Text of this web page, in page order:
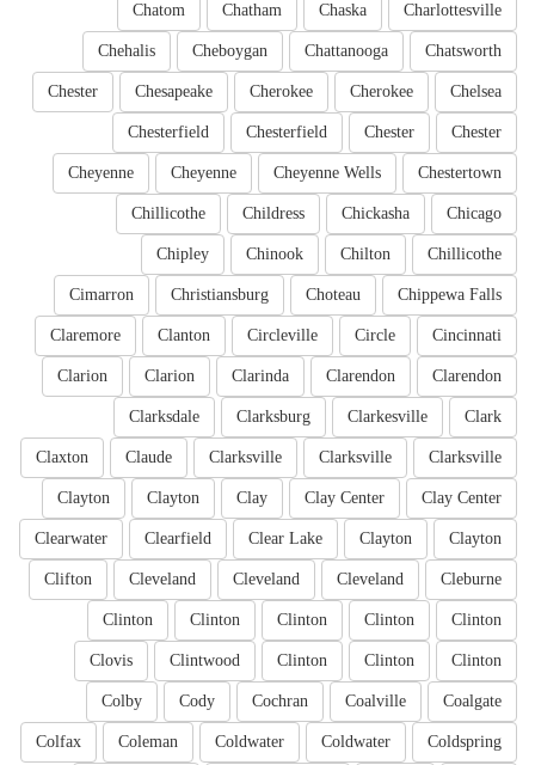
Charlottesville
Chaska
Chatham
Chatom
Chatsworth
Chattanooga
Cheboygan
Chehalis
Chelsea
Cherokee
Cherokee
Chesapeake
Chester
Chester
Chester
Chesterfield
Chesterfield
Chestertown
Cheyenne Wells
Cheyenne
Cheyenne
Chicago
Chickasha
Childress
Chillicothe
Chillicothe
Chilton
Chinook
Chipley
Chippewa Falls
Choteau
Christiansburg
Cimarron
Cincinnati
Circle
Circleville
Clanton
Claremore
Clarendon
Clarendon
Clarinda
Clarion
Clarion
Clark
Clarkesville
Clarksburg
Clarksdale
Clarksville
Clarksville
Clarksville
Claude
Claxton
Clay Center
Clay Center
Clay
Clayton
Clayton
Clayton
Clayton
Clear Lake
Clearfield
Clearwater
Cleburne
Cleveland
Cleveland
Cleveland
Clifton
Clinton
Clinton
Clinton
Clinton
Clinton
Clinton
Clinton
Clinton
Clintwood
Clovis
Coalgate
Coalville
Cochran
Cody
Colby
Coldspring
Coldwater
Coldwater
Coleman
Colfax